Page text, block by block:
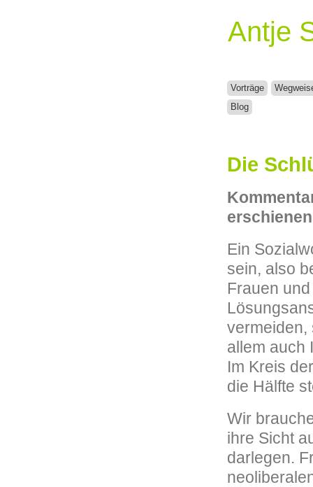
Antje
Vorträge
Blog
Die
Ein
sein, also
Frauen
vermeiden,
allem auch
Im Kreis
die Hälfte
Wir
ihre Sicht
darlegen.